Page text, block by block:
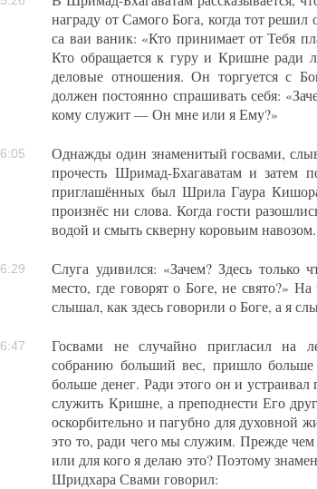
награду от Самого Бога, когда тот решил
са ваи ваник: «Кто принимает от Тебя
Кто обращается к гуру и Кришне ради
деловые отношения. Он торгуется с
должен постоянно спрашивать себя:
кому служит — Он мне или я Ему?»
Однажды один знаменитый госвами,
прочесть Шримад-Бхагаватам и затем
приглашённых был Шрила Гаура
произнёс ни слова. Когда гости
водой и смыть скверну коровьим навозом.
Слуга удивился: «Зачем? Здесь только
место, где говорят о Боге, не свято?»
слышал, как здесь говорили о Боге, а я
Госвами не случайно пригласил на
собранию больший вес, пришло
больше денег. Ради этого он и
служить Кришне, а преподнести Его
оскорбительно и пагубно для
это то, ради чего мы служим. Прежде чем
или для кого я делаю это? Поэтому
Шридхара Свами говорил: